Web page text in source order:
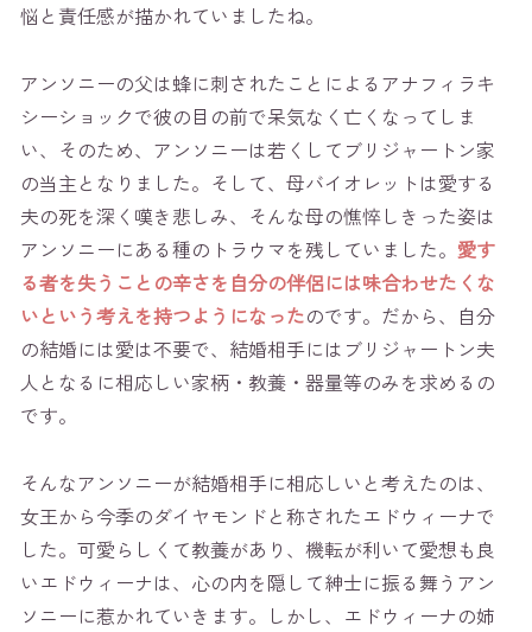
悩と責任感が描かれていましたね。
アンソニーの父は蜂に刺されたことによるアナフィラキ
シーショックで彼の目の前で呆気なく亡くなってしま
い、そのため、アンソニーは若くしてブリジャートン家
の当主となりました。そして、母バイオレットは愛する
夫の死を深く嘆き悲しみ、そんな母の憔悴しきった姿は
アンソニーにある種のトラウマを残していました。 愛す
る者を失うことの辛さを自分の伴侶には味合わせたくな
いという考えを持つようになったのです。だから、自分
の結婚には愛は不要で、結婚相手にはブリジャートン夫
人となるに相応しい家柄・教養・器量等のみを求めるの
です。
そんなアンソニーが結婚相手に相応しいと考えたのは、
女王から今季のダイヤモンドと称されたエドウィーナで
した。可愛らしくて教養があり、機転が利いて愛想も良
いエドウィーナは、心の内を隠して紳士に振る舞うアン
ソニーに惹かれていきます。しかし、エドウィーナの姉